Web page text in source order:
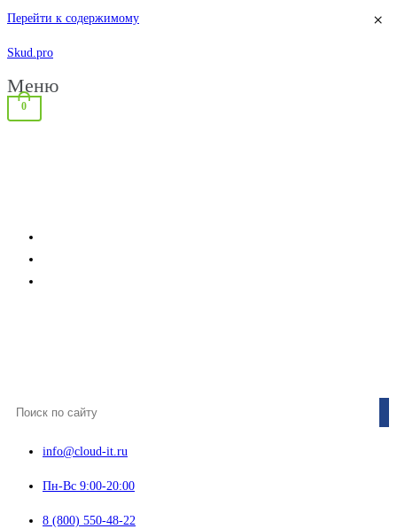
Перейти к содержимому
Skud.pro
Меню
0
info@cloud-it.ru
Пн-Вс 9:00-20:00
8 (800) 550-48-22
×